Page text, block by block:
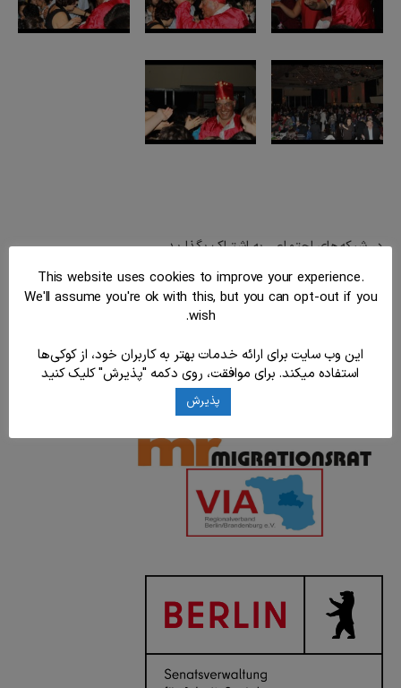
در شبکه‌های اجتماعی به اشتراک بگذارید
Facebook
Twitter
WhatsApp
Telegram
Balatarin
Share
This website uses cookies to improve your experience.
We'll assume you're ok with this, but you can opt-out if you
wish.
این وب سایت برای ارائه خدمات بهتر به کاربران خود، از کوکی‌ها
استفاده میکند. برای موافقت، روی دکمه "پذیرش" کلیک کنید
پذیرش